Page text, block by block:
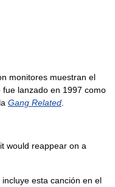
monitores muestran el
fue lanzado en 1997 como
Gang Related
would reappear on a
incluye esta canción en el